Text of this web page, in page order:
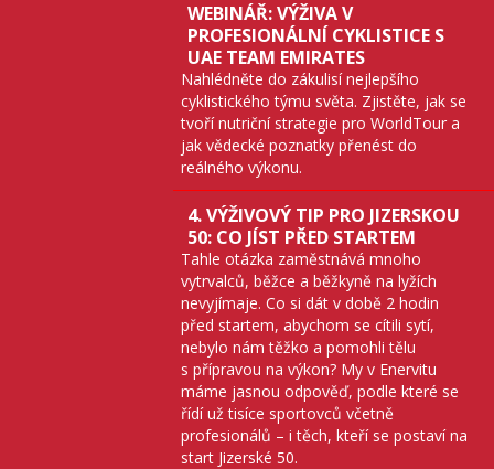
WEBINÁŘ: VÝŽIVA V
PROFESIONÁLNÍ CYKLISTICE S
UAE TEAM EMIRATES
Nahlédněte do zákulisí nejlepšího
cyklistického týmu světa. Zjistěte, jak se
tvoří nutriční strategie pro WorldTour a
jak vědecké poznatky přenést do
reálného výkonu.
4. VÝŽIVOVÝ TIP PRO JIZERSKOU
50: CO JÍST PŘED STARTEM
Tahle otázka zaměstnává mnoho
vytrvalců, běžce a běžkyně na lyžích
nevyjímaje. Co si dát v době 2 hodin
před startem, abychom se cítili sytí,
nebylo nám těžko a pomohli tělu
s přípravou na výkon? My v Enervitu
máme jasnou odpověď, podle které se
řídí už tisíce sportovců včetně
profesionálů – i těch, kteří se postaví na
start Jizerské 50.